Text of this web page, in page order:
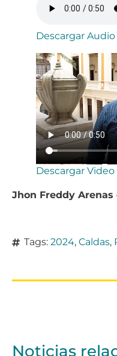
Descargar Audio
Descargar Video
Jhon Freddy
Tags: 2024, Caldas,
Noticias